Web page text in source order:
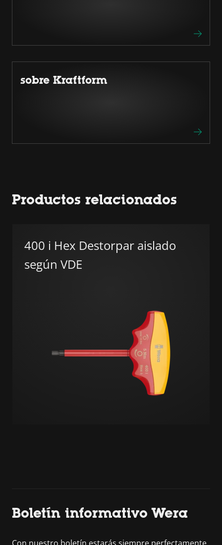
sobre Kraftform
Productos relacionados
400 i Hex Destorpar aislado
según VDE
Boletín informativo Wera